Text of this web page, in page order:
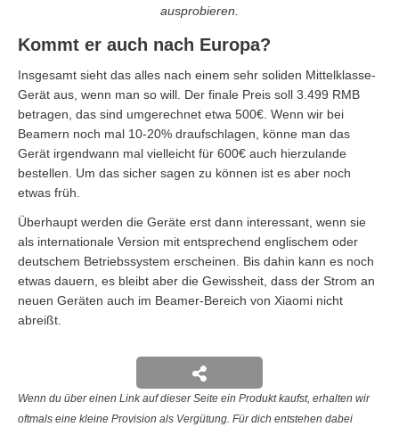
ausprobieren.
Kommt er auch nach Europa?
Insgesamt sieht das alles nach einem sehr soliden Mittelklasse-
Gerät aus, wenn man so will. Der finale Preis soll 3.499 RMB
betragen, das sind umgerechnet etwa 500€. Wenn wir bei
Beamern noch mal 10-20% draufschlagen, könne man das
Gerät irgendwann mal vielleicht für 600€ auch hierzulande
bestellen. Um das sicher sagen zu können ist es aber noch
etwas früh.
Überhaupt werden die Geräte erst dann interessant, wenn sie
als internationale Version mit entsprechend englischem oder
deutschem Betriebssystem erscheinen. Bis dahin kann es noch
etwas dauern, es bleibt aber die Gewissheit, dass der Strom an
neuen Geräten auch im Beamer-Bereich von Xiaomi nicht
abreißt.
Wenn du über einen Link auf dieser Seite ein Produkt kaufst, erhalten wir
oftmals eine kleine Provision als Vergütung. Für dich entstehen dabei